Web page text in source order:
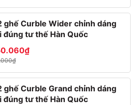
ghế Curble Wider chỉnh dáng
đúng tư thế Hàn Quốc
ghế Curble Grand chỉnh dáng
đúng tư thế Hàn Quốc